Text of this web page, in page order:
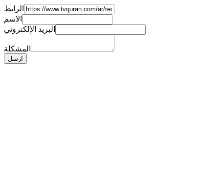
الرابط
الاسم
البريد الإلكتروني
المشكلة
ارسل